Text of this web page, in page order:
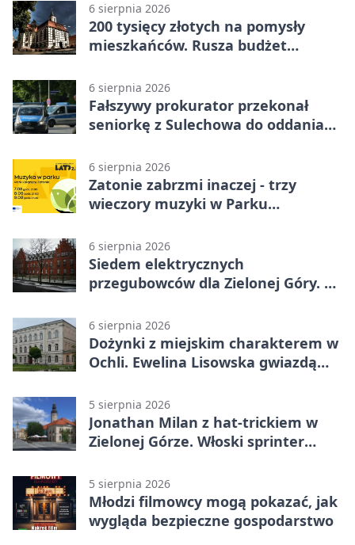
6 sierpnia 2026
200 tysięcy złotych na pomysły
mieszkańców. Rusza budżet
6 sierpnia 2026
Fałszywy prokurator przekonał
seniorkę z Sulechowa do oddania
6 sierpnia 2026
Zatonie zabrzmi inaczej - trzy
wieczory muzyki w Parku
6 sierpnia 2026
Siedem elektrycznych
przegubowców dla Zielonej Góry. To
6 sierpnia 2026
Dożynki z miejskim charakterem w
Ochli. Ewelina Lisowska gwiazdą
5 sierpnia 2026
Jonathan Milan z hat-trickiem w
Zielonej Górze. Włoski sprinter
5 sierpnia 2026
Młodzi filmowcy mogą pokazać, jak
wygląda bezpieczne gospodarstwo